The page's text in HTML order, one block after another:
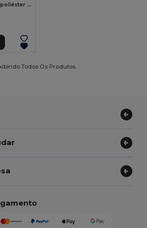
Bolsa de cintura em poliéster reciclado 300D e poliéster reciclado 600D com elementos refletores
Todos Os Produtos.